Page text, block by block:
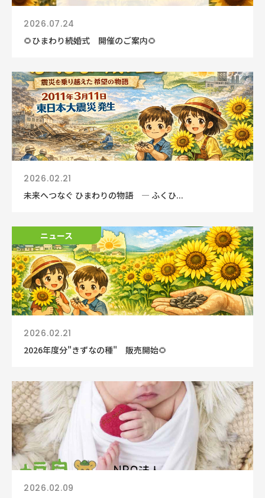
2026.07.24
🌻ひまわり続婚式 開催のご案内🌻
2026.02.21
未来へつなぐ ひまわりの物語 ― ふくひ...
ニュース
2026.02.21
2026年度分"きずなの種" 販売開始🌻
2026.02.09